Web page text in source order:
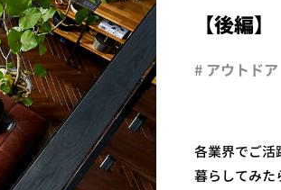
【後編】
# アウトドア
各業界でご活
暮らしてみ